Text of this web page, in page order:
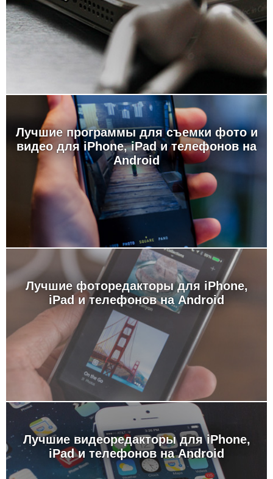
Лучшие программы для съемки фото и
видео для iPhone, iPad и телефонов на
Android
Лучшие фоторедакторы для iPhone,
iPad и телефонов на Android
Лучшие видеоредакторы для iPhone,
iPad и телефонов на Android